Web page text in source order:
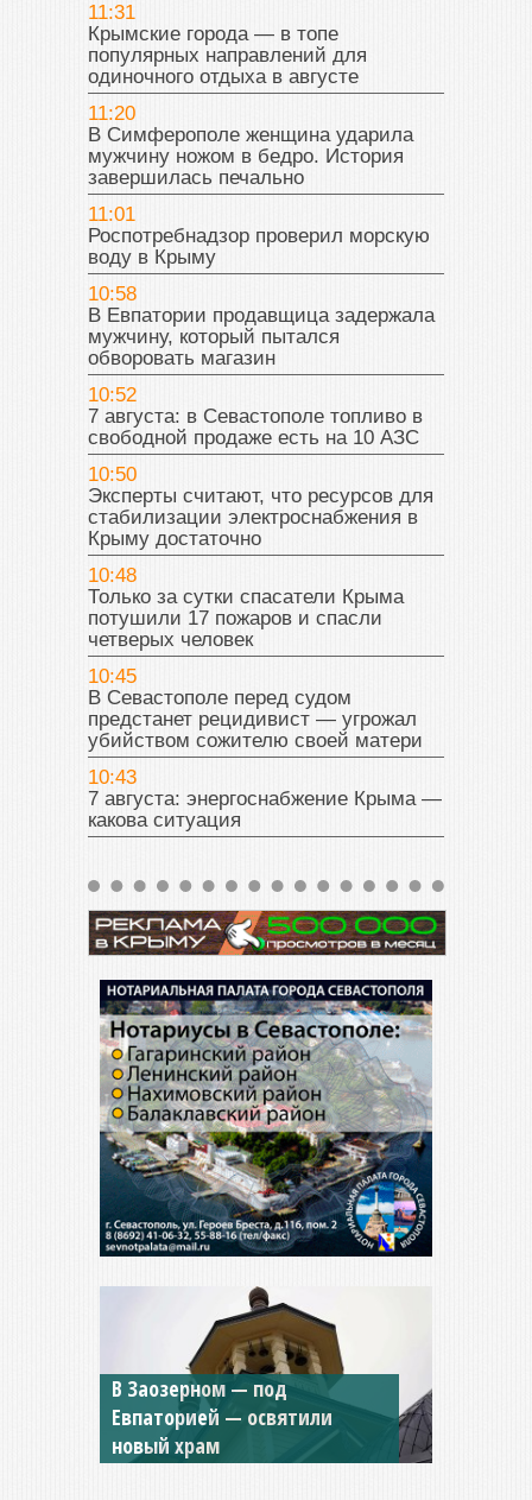
11:31
Крымские города — в топе
популярных направлений для
одиночного отдыха в августе
11:20
В Симферополе женщина ударила
мужчину ножом в бедро. История
завершилась печально
11:01
Роспотребнадзор проверил морскую
воду в Крыму
10:58
В Евпатории продавщица задержала
мужчину, который пытался
обворовать магазин
10:52
7 августа: в Севастополе топливо в
свободной продаже есть на 10 АЗС
10:50
Эксперты считают, что ресурсов для
стабилизации электроснабжения в
Крыму достаточно
10:48
Только за сутки спасатели Крыма
потушили 17 пожаров и спасли
четверых человек
10:45
В Севастополе перед судом
предстанет рецидивист — угрожал
убийством сожителю своей матери
10:43
7 августа: энергоснабжение Крыма —
какова ситуация
Мужской монастырь Косьмы
и Дамиана в Крыму вновь
открыт для посещения